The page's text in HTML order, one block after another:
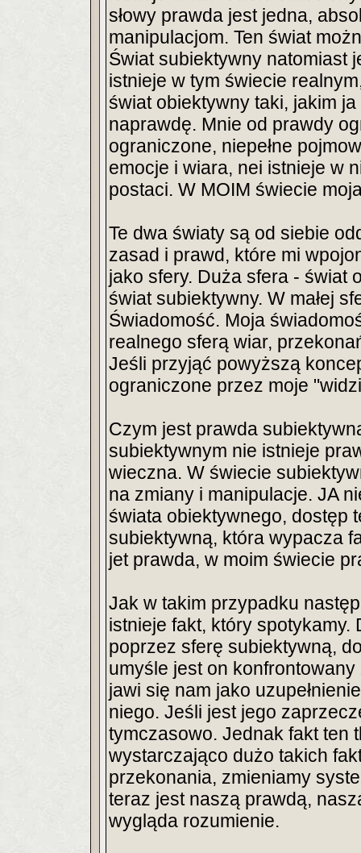
słowy prawda jest jedna,
manipulacjom. Ten świat
Świat subiektywny natomiast
istnieje w tym świecie
świat obiektywny taki, jakim
naprawdę. Mnie od prawdy
ograniczone, niepełne
emocje i wiara, nei istnieje w
postaci. W MOIM świecie
Te dwa światy są od siebie
zasad i prawd, które mi
jako sfery. Duża sfera - świat
świat subiektywny. W małej
Świadomość. Moja
realnego sferą wiar,
Jeśli przyjąć powyższą
ograniczone przez moje
Czym jest prawda
subiektywnym nie istnieje
wieczna. W świecie
na zmiany i manipulacje. JA
świata obiektywnego, dostęp
subiektywną, która wypacza
jet prawda, w moim świecie
Jak w takim przypadku
istnieje fakt, który
poprzez sferę subiektywną,
umyśle jest on
jawi się nam jako
niego. Jeśli jest jego
tymczasowo. Jednak fakt ten
wystarczająco dużo takich
przekonania, zmieniamy
teraz jest naszą prawdą,
wygląda rozumienie.